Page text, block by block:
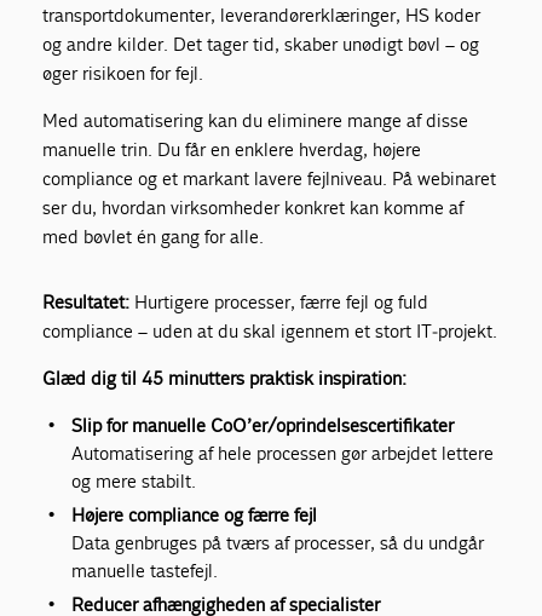
transportdokumenter, leverandørerklæringer, HS koder
og andre kilder. Det tager tid, skaber unødigt bøvl – og
øger risikoen for fejl.
Med automatisering kan du eliminere mange af disse
manuelle trin. Du får en enklere hverdag, højere
compliance og et markant lavere fejlniveau. På webinaret
ser du, hvordan virksomheder konkret kan komme af
med bøvlet én gang for alle.
Resultatet: Hurtigere processer, færre fejl og fuld
compliance – uden at du skal igennem et stort IT‑projekt.
Glæd dig til 45 minutters praktisk inspiration:
Slip for manuelle CoO’er/oprindelsescertifikater
Automatisering af hele processen gør arbejdet lettere
og mere stabilt.
Højere compliance og færre fejl
Data genbruges på tværs af processer, så du undgår
manuelle tastefejl.
Reducer afhængigheden af specialister